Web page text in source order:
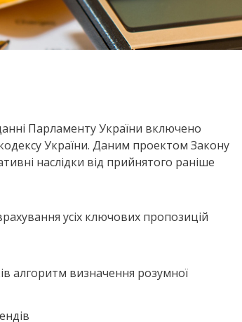
Парламенту України включено
України. Даним проектом Закону
наслідки від прийнятого раніше
усіх ключових пропозицій
алгоритм визначення розумної